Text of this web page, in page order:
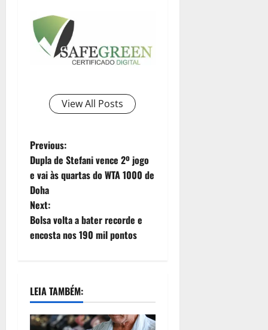
View All Posts
Previous:
Dupla de Stefani vence 2º jogo
e vai às quartas do WTA 1000 de
Doha
Next:
Bolsa volta a bater recorde e
encosta nos 190 mil pontos
LEIA TAMBÉM: